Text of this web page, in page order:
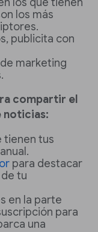
los que tienen
los más
publicita con
marketing
compartir el
noticias:
tienen tus
para destacar
tu
en la parte
para
una